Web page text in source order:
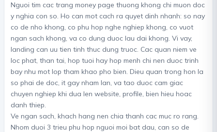
Nguoi tim cac trang money page thuong khong chi muon doc
y nghia con so. Ho can mot cach ra quyet dinh nhanh: so nay
co de nho khong, co phu hop nghe nghiep khong, co vuot
ngan sach khong, va co dung duoc lau dai khong. Vi vay,
landing can uu tien tinh thuc dung truoc. Cac quan niem ve
loc phat, than tai, hop tuoi hay hop menh chi nen duoc trinh
bay nhu mot lop tham khao pho bien. Dieu quan trong hon la
so phai de doc, it gay nham lan, va tao duoc cam giac
chuyen nghiep khi dua len website, profile, bien hieu hoac
danh thiep.
Ve ngan sach, khach hang nen chia thanh cac muc ro rang.
Nhom duoi 3 trieu phu hop nguoi moi bat dau, can so de